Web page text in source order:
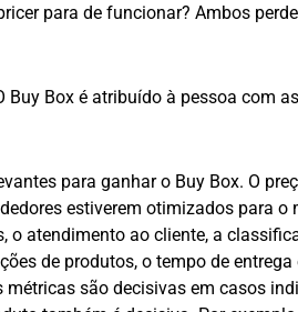
para de funcionar? Ambos
Box é atribuído à pessoa com
para ganhar o Buy Box. O
estiverem otimizados para
o atendimento ao cliente, a
de produtos, o tempo de
são decisivas em casos